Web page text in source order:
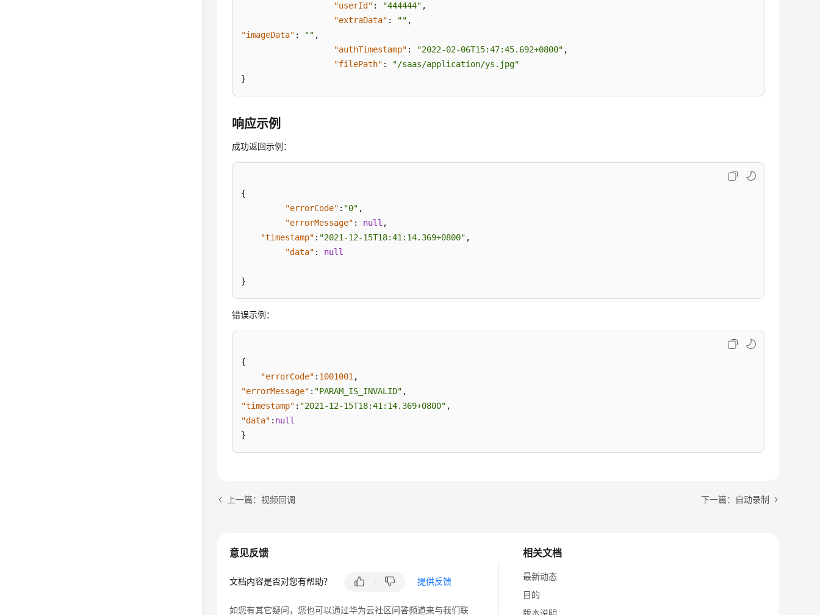
"userId" : "444444" ,
"extraData" : "" ,
"imageData" : "" ,
"authTimestamp" : "2022-02-06T15:47:45.692+0800" ,
"filePath" :
"/saas/application/ys.jpg"
}
响应示例
成功返回示例：
{
"errorCode" : "0" ,
"errorMessage" : null ,
"timestamp" : "2021-12-15T18:41:14.369+0800" ,
"data" : null
}
错误示例：
{
"errorCode" : 1001001 ,
"errorMessage" : "PARAM_IS_INVALID" ,
"timestamp" : "2021-12-15T18:41:14.369+0800" ,
"data" : null
}
上一篇：视频回调 下一篇：自动录制
相关文档
最新动态
目的
版本说明
意见反馈
文档内容是否对您有帮助？ 提供反馈
如您有其它疑问，您也可以通过华为云社区问答频道来与我们联